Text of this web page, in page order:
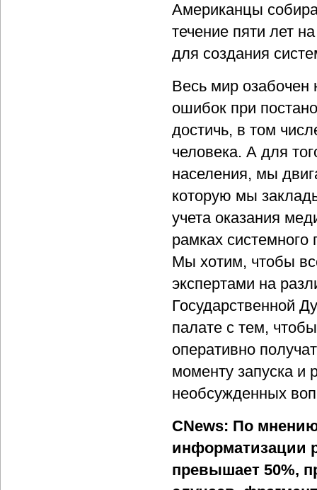
Американцы
течение пяти лет
для создания
Весь мир озабочен
ошибок при
достичь, в том
человека. А для
населения, мы
которую мы
учета оказания
рамках системного
Мы хотим, чтобы
экспертами на
Государственной
палате с тем,
оперативно
моменту запуска и
необсужденных
CNews: По
информатизации
превышает 50%,